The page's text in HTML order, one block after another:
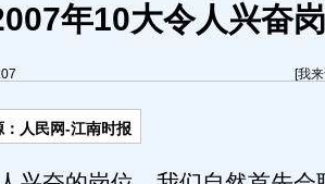
年10大令人兴奋
[我
：人民网-江南时报